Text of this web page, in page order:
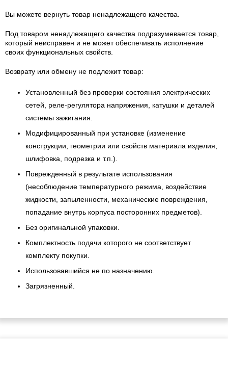
Вы можете вернуть товар ненадлежащего качества.
Под товаром ненадлежащего качества подразумевается товар,
который неисправен и не может обеспечивать исполнение
своих функциональных свойств.
Возврату или обмену не подлежит товар:
Установленный без проверки состояния электрических
сетей, реле-регулятора напряжения, катушки и деталей
системы зажигания.
Модифицированный при установке (изменение
конструкции, геометрии или свойств материала изделия,
шлифовка, подрезка и т.п.).
Поврежденный в результате использования
(несоблюдение температурного режима, воздействие
жидкости, запыленности, механические повреждения,
попадание внутрь корпуса посторонних предметов).
Без оригинальной упаковки.
Комплектность подачи которого не соответствует
комплекту покупки.
Использовавшийся не по назначению.
Загрязненный.